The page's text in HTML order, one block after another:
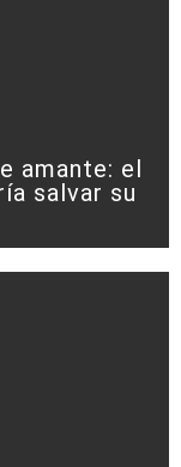
amante: el
salvar su